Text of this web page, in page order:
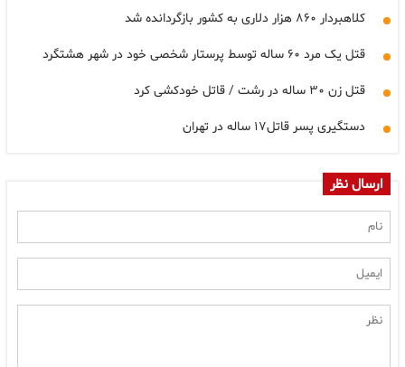
کلاهبردار ۸۶۰ هزار دلاری به کشور بازگردانده شد
قتل یک مرد ۶۰ ساله ‌توسط پرستار شخصی خود در شهر هشتگرد
قتل زن ۳۰ ساله در رشت / قاتل خودکشی کرد
دستگیری پسر قاتل۱۷ ساله در تهران
ارسال نظر